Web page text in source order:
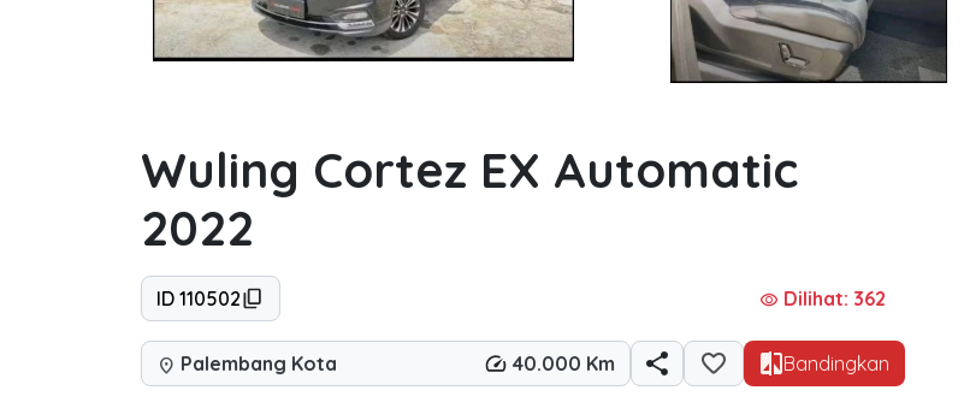
Wuling Cortez EX Automatic
2022
ID 110502 visibility Dilihat: 362
location_on Palembang Kota 40.000 Km Bandingkan